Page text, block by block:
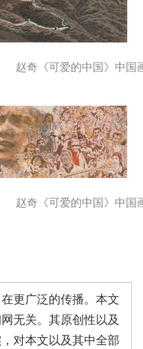
赵奇《可爱的中国》 中国
赵奇《可爱的中国》 中国
更广泛的传播。本文
无关。其原创性以及
对本文以及其中全部